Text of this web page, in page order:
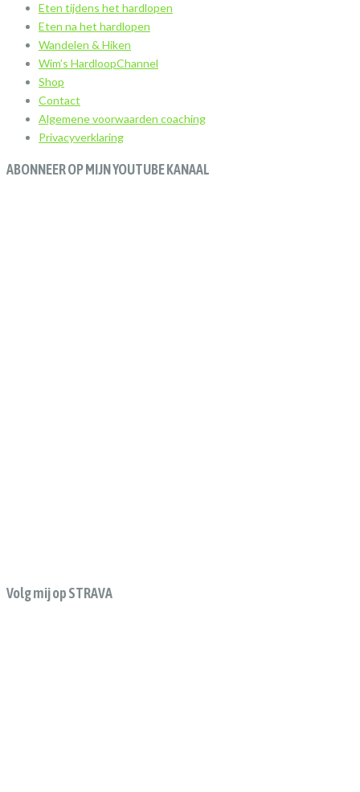
Eten tijdens het hardlopen
Eten na het hardlopen
Wandelen & Hiken
Wim’s HardloopChannel
Shop
Contact
Algemene voorwaarden coaching
Privacyverklaring
ABONNEER OP MIJN YOUTUBE KANAAL
Volg mij op STRAVA